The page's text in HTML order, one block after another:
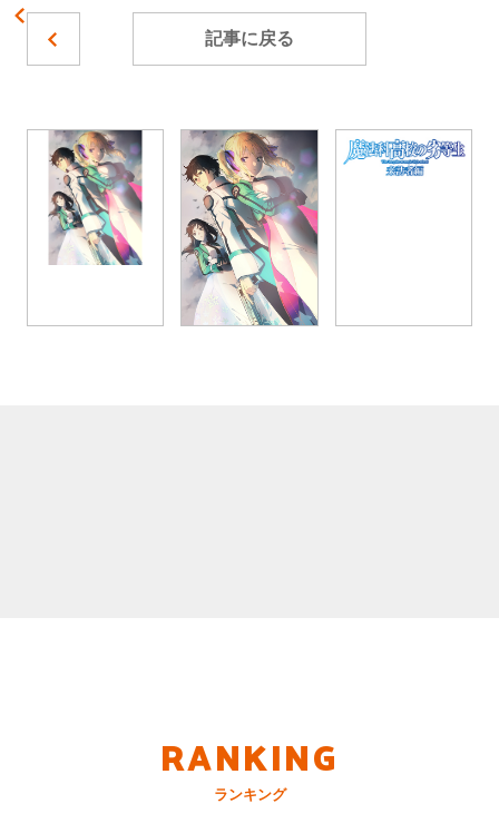
記事に戻る
RANKING
ランキング